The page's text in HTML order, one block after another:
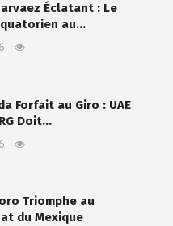
Éclatant : Le
au…
Forfait au Giro : UAE
Doit…
Triomphe au
du Mexique